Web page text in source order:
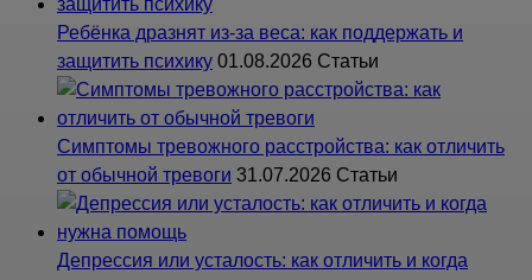
Ребёнка дразнят из-за веса: как поддержать и
защитить психику 01.08.2026 Статьи
Симптомы тревожного расстройства: как отличить
от обычной тревоги 31.07.2026 Статьи
Депрессия или усталость: как отличить и когда